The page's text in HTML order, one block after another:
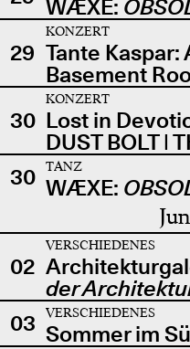
WÆXE:
29
KONZERT
Tante
Basement
30
KONZERT
Lost in
DUST BOLT |
30
TANZ
WÆXE:
02
VERSCHIEDENES
der
03
VERSCHIEDENES
Sommer im